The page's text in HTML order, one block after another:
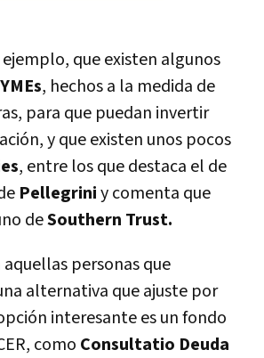
que existen algunos
, hechos a la medida de
para que puedan invertir
y que existen unos pocos
, entre los que destaca el de
Pellegriniy comenta que
deSouthern Trust.
personas que
alternativa que ajuste por
interesante es un fondo
como Consultatio Deuda